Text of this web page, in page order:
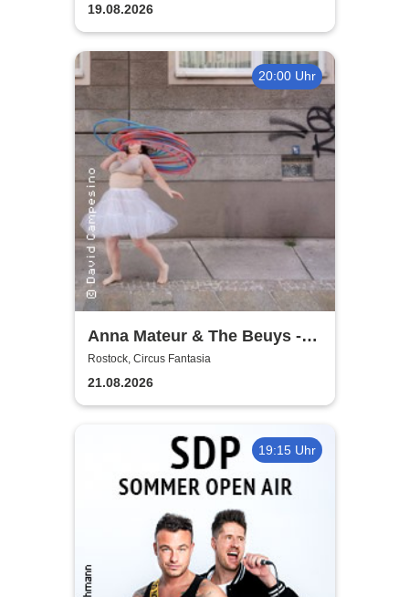
19.08.2026
20:00 Uhr
Anna Mateur & The Beuys -
Kaoshüter
Rostock, Circus Fantasia
21.08.2026
19:15 Uhr